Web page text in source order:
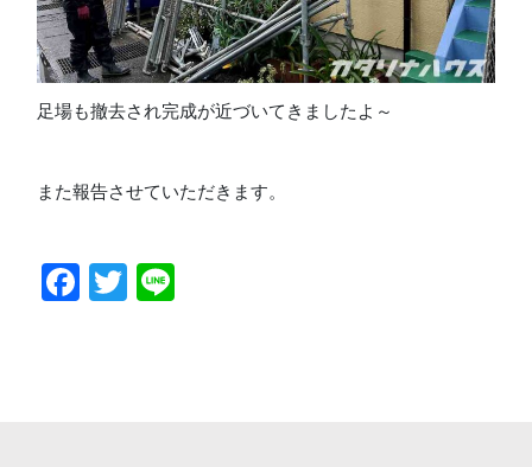
足場も撤去され完成が近づいてきましたよ～
また報告させていただきます。
Facebook
Twitter